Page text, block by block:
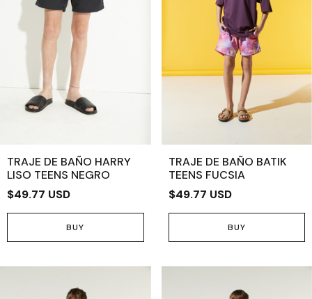
TRAJE DE BAÑO HARRY
LISO TEENS NEGRO
$49.77 USD
BUY
TRAJE DE BAÑO BATIK
TEENS FUCSIA
$49.77 USD
BUY